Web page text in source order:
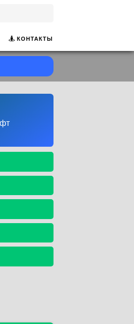
КОНТАКТЫ